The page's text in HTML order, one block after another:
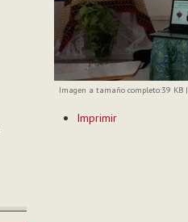
Imagen a tamaño completo:39 KB|
de
Imprimir